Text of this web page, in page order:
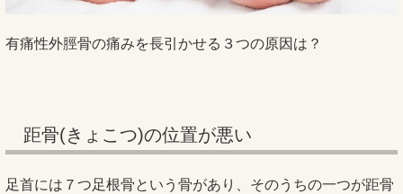
有痛性外脛骨の痛みを長引かせる３つの原因は？
距骨(きょこつ)の位置が悪い
足首には７つ足根骨という骨があり、そのうちの一つが距骨